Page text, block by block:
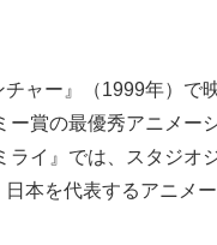
ャー』（1999年）
賞の最優秀アニメ
イ』では、スタジ
本を代表するアニメ